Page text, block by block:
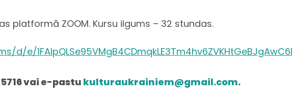
platformā ZOOM. Kursu ilgums – 32 stundas.
d/e/1FAIpQLSe95VMgB4CDmqkLE3Tm4hv6
vai e-pastu kulturaukrainiem@gmail.com.